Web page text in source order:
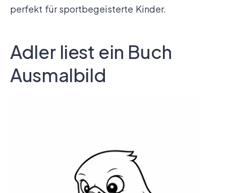
perfekt für sportbegeisterte Kinder.
Adler liest ein Buch
Ausmalbild